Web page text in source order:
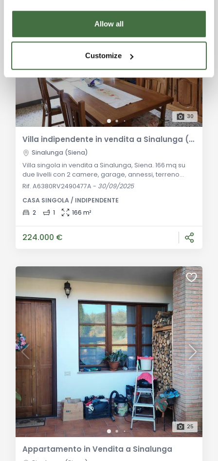
Allow all
Customize
30
Villa indipendente in vendita a Sinalunga (Siena) immersa nel verde con terreno agricolo
Sinalunga (Siena)
Villa singola in vendita a Sinalunga, Siena. 166 mq su
due livelli con 2 camere, garage, annessi, terreno
agricolo di 1,8 ha e camino. Soluzione in buone
generale A Sinalunga, in una zona di campagna ma
non isolata, proponiamo in vendita una villa libera su
Rif. A6380RV2490477A - 30/09/2025
CASA SINGOLA / INDIPENDENTE
2
1 166 m²
224.000 €
25
Appartamento in Vendita a Sinalunga